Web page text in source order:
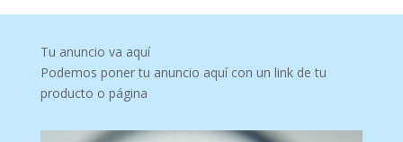
Tu anuncio va aquí
Podemos poner tu anuncio aquí con un link de tu
producto o página